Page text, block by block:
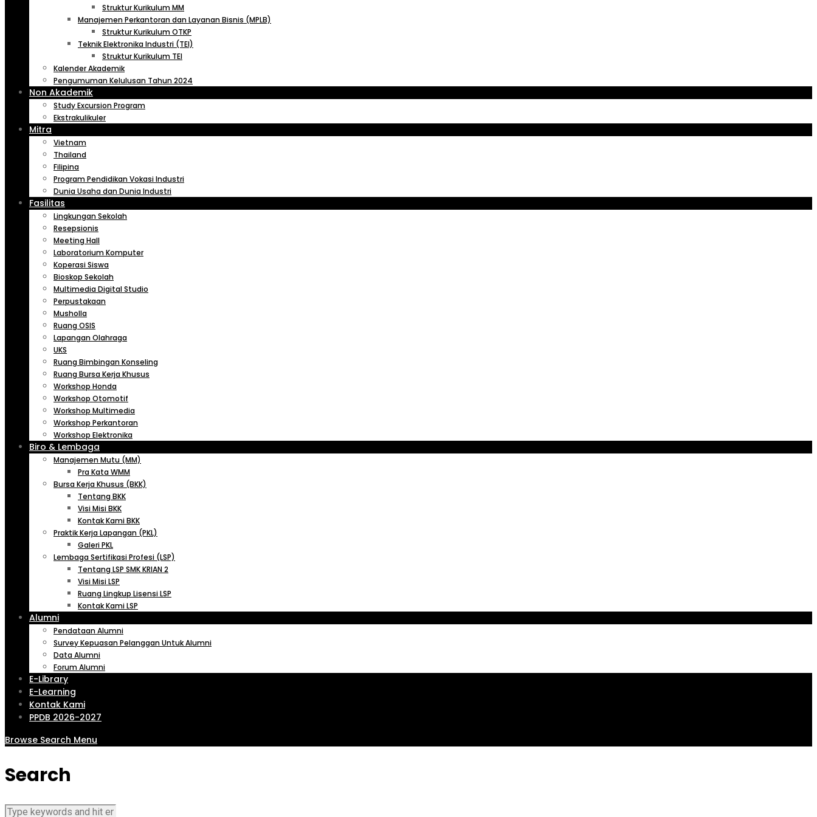
Struktur Kurikulum MM
Manajemen Perkantoran dan Layanan Bisnis (MPLB)
Struktur Kurikulum OTKP
Teknik Elektronika Industri (TEI)
Struktur Kurikulum TEI
Kalender Akademik
Pengumuman Kelulusan Tahun 2024
Non Akademik
Study Excursion Program
Ekstrakulikuler
Mitra
Vietnam
Thailand
Filipina
Program Pendidikan Vokasi Industri
Dunia Usaha dan Dunia Industri
Fasilitas
Lingkungan Sekolah
Resepsionis
Meeting Hall
Laboratorium Komputer
Koperasi Siswa
Bioskop Sekolah
Multimedia Digital Studio
Perpustakaan
Musholla
Ruang OSIS
Lapangan Olahraga
UKS
Ruang Bimbingan Konseling
Ruang Bursa Kerja Khusus
Workshop Honda
Workshop Otomotif
Workshop Multimedia
Workshop Perkantoran
Workshop Elektronika
Biro & Lembaga
Manajemen Mutu (MM)
Pra Kata WMM
Bursa Kerja Khusus (BKK)
Tentang BKK
Visi Misi BKK
Kontak Kami BKK
Praktik Kerja Lapangan (PKL)
Galeri PKL
Lembaga Sertifikasi Profesi (LSP)
Tentang LSP SMK KRIAN 2
Visi Misi LSP
Ruang Lingkup Lisensi LSP
Kontak Kami LSP
Alumni
Pendataan Alumni
Survey Kepuasan Pelanggan Untuk Alumni
Data Alumni
Forum Alumni
E-Library
E-Learning
Kontak Kami
PPDB 2026-2027
Browse Search Menu
Search